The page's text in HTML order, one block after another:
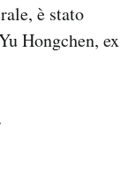
è stato
Hongchen, ex